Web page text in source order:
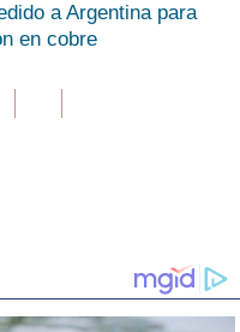
a Argentina para
en cobre